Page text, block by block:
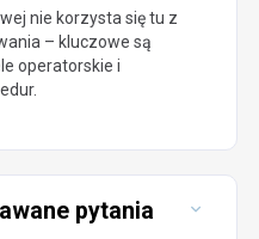
nie korzysta się tu z
– kluczowe są
operatorskie i
pytania